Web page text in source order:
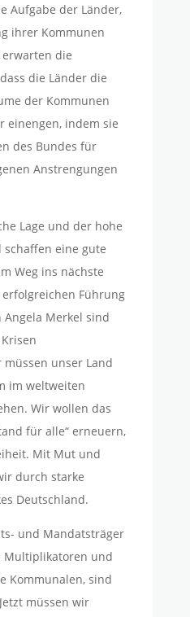
Aufgabe der Länder,
ihrer Kommunen
die
die Länder die
der Kommunen
einengen, indem sie
des Bundes für
Anstrengungen
Lage und der hohe
schaffen eine gute
Weg ins nächste
Führung
Merkel sind
müssen unser Land
im weltweiten
Wir wollen das
für alle“ erneuern,
Mit Mut und
durch starke
Deutschland.
und Mandatsträger
Multiplikatoren und
Kommunalen, sind
müssen wir